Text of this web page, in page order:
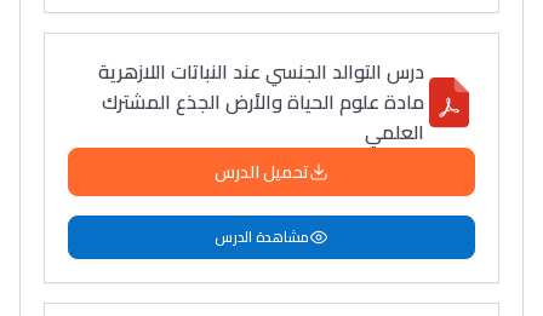
درس التوالد الجنسي عند النباتات اللازهرية
مادة علوم الحياة والأرض الجذع المشترك
العلمي
تحميل الدرس
مشاهدة الدرس